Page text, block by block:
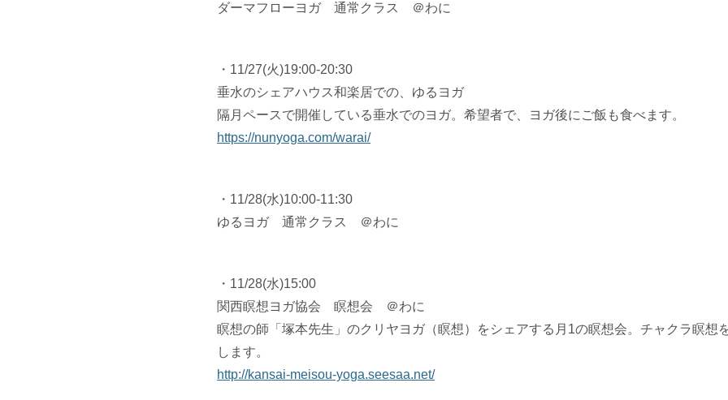
ダーマフローヨガ 通常クラス ＠わに
・11/27(火)19:00-20:30
垂水のシェアハウス和楽居での、ゆるヨガ
隔月ペースで開催している垂水でのヨガ。希望者で、ヨガ後にご飯も食べます。
https://nunyoga.com/warai/
・11/28(水)10:00-11:30
ゆるヨガ 通常クラス ＠わに
・11/28(水)15:00
関西瞑想ヨガ協会 瞑想会 ＠わに
瞑想の師「塚本先生」のクリヤヨガ（瞑想）をシェアする月1の瞑想会。チャクラ瞑想
します。
http://kansai-meisou-yoga.seesaa.net/